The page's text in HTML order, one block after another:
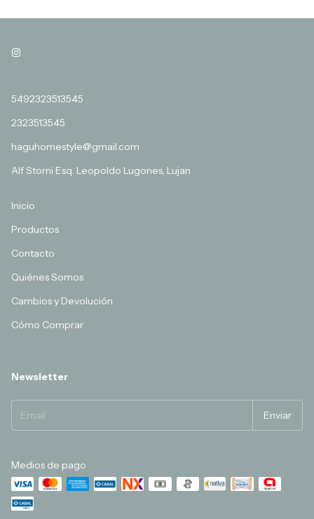
5492323513545
2323513545
haguhomestyle@gmail.com
Alf Storni Esq. Leopoldo Lugones, Lujan
Inicio
Productos
Contacto
Quiénes Somos
Cambios y Devolución
Cómo Comprar
Newsletter
Medios de pago